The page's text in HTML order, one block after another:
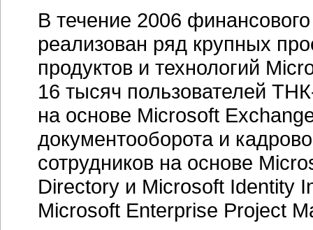
В течение 2006
реализован ряд крупных
продуктов и технологий
16 тысяч пользователей
на основе Microsoft
документооборота и
сотрудников на основе
Directory и Microsoft Identity
Microsoft Enterprise Project